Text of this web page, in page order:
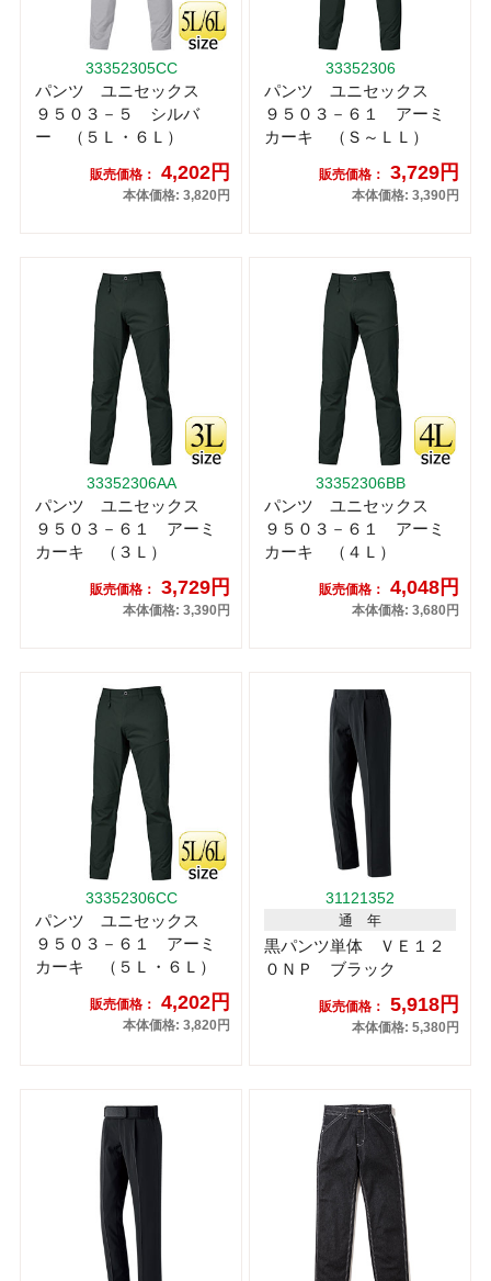
33352305CC
パンツ ユニセックス
９５０３－５ シルバ
ー （５Ｌ・６Ｌ）
販売価格： 4,202円
本体価格: 3,820円
33352306
パンツ ユニセックス
９５０３－６１ アーミ
カーキ （Ｓ～ＬＬ）
販売価格： 3,729円
本体価格: 3,390円
33352306AA
パンツ ユニセックス
９５０３－６１ アーミ
カーキ （３Ｌ）
販売価格： 3,729円
本体価格: 3,390円
33352306BB
パンツ ユニセックス
９５０３－６１ アーミ
カーキ （４Ｌ）
販売価格： 4,048円
本体価格: 3,680円
33352306CC
パンツ ユニセックス
９５０３－６１ アーミ
カーキ （５Ｌ・６Ｌ）
販売価格： 4,202円
本体価格: 3,820円
31121352
通 年
黒パンツ単体 ＶＥ１２
０ＮＰ ブラック
販売価格： 5,918円
本体価格: 5,380円